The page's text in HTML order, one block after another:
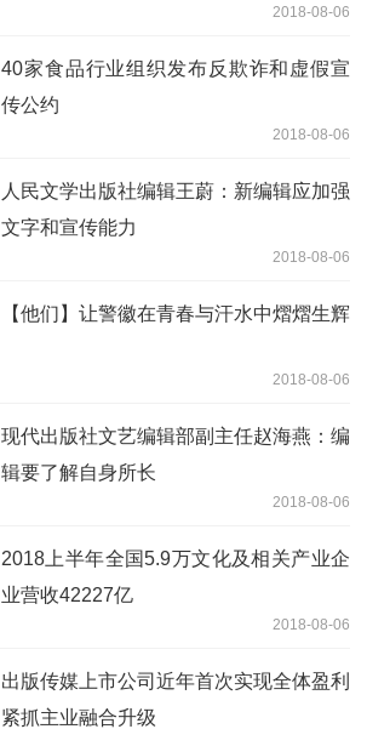
2018-08-06
40家食品行业组织发布反欺诈和虚假宣
传公约
2018-08-06
人民文学出版社编辑王蔚：新编辑应加强
文字和宣传能力
2018-08-06
【他们】让警徽在青春与汗水中熠熠生辉
2018-08-06
现代出版社文艺编辑部副主任赵海燕：编
辑要了解自身所长
2018-08-06
2018上半年全国5.9万文化及相关产业企
业营收42227亿
2018-08-06
出版传媒上市公司近年首次实现全体盈利
紧抓主业融合升级